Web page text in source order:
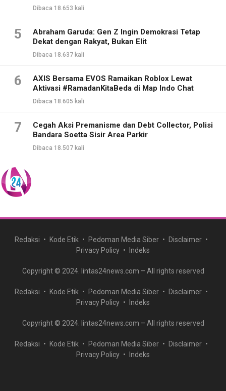
Dibaca 18.653 kali
5
Abraham Garuda: Gen Z Ingin Demokrasi Tetap
Dekat dengan Rakyat, Bukan Elit
Dibaca 18.637 kali
6
AXIS Bersama EVOS Ramaikan Roblox Lewat
Aktivasi #RamadanKitaBeda di Map Indo Chat
Dibaca 18.605 kali
7
Cegah Aksi Premanisme dan Debt Collector, Polisi
Bandara Soetta Sisir Area Parkir
Dibaca 18.507 kali
Redaksi Kode Etik Pedoman Media Siber
Disclaimer
Privacy Policy
Indeks
Copyright © 2024. lintas24news.com – All rights reserved
Redaksi Kode Etik Pedoman Media Siber
Disclaimer
Privacy Policy
Indeks
Copyright © 2024. lintas24news.com – All rights reserved
Redaksi Kode Etik Pedoman Media Siber
Disclaimer
Privacy Policy
Indeks